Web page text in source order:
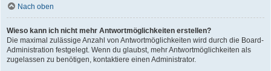
Nach oben
Wieso kann ich nicht mehr Antwortmöglichkeiten erstellen?
Die maximal zulässige Anzahl von Antwortmöglichkeiten wird durch die Board-
Administration festgelegt. Wenn du glaubst, mehr Antwortmöglichkeiten als
zugelassen zu benötigen, kontaktiere einen Administrator.